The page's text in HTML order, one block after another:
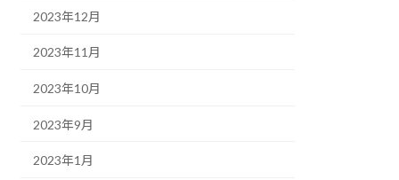
2023年12月
2023年11月
2023年10月
2023年9月
2023年1月